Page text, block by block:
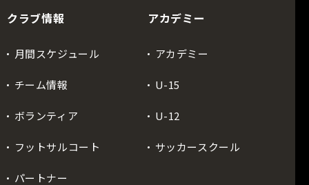
クラブ情報
月間スケジュール
チーム情報
ボランティア
フットサルコート
パートナー
アカデミー
アカデミー
U-15
U-12
サッカースクール